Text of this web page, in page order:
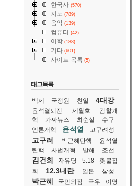
한국사 (570)
지도 (789)
음악 (139)
컴퓨터 (42)
어학 (188)
기타 (601)
사이트 목록 (5)
태그목록
백제 국정원 친일 4대강
윤석열퇴진 세월호
검찰개
혁
가짜뉴스 최순실
수구
언론개혁
윤석열 고구려성
고구려 박근혜탄핵
윤석열
탄핵
사법개혁 발해 조선
김건희 자유당 5.18
촛불집
회
12.3내란 일본 삼성
박근혜 국민의짐 극우
이명